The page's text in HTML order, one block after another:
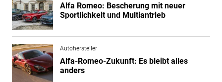
Alfa Romeo: Bescherung mit neuer
Sportlichkeit und Multiantrieb
Autohersteller
Alfa-Romeo-Zukunft: Es bleibt alles
anders